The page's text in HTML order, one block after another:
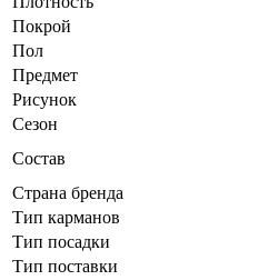
Покрой
Пол
Предмет
Рисунок
Сезон
Состав
Страна бренда
Тип карманов
Тип посадки
Тип поставки